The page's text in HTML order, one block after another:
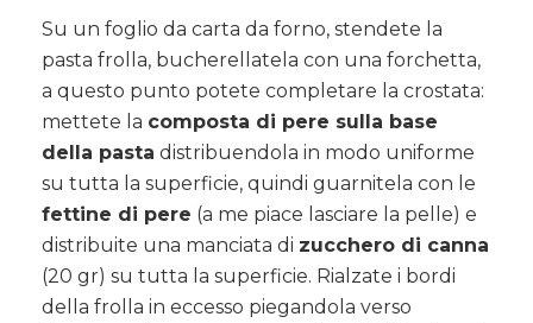
Su un foglio da carta da forno, stendete la
pasta frolla, bucherellatela con una forchetta,
a questo punto potete completare la crostata:
mettete la composta di pere sulla base
della pasta distribuendola in modo uniforme
su tutta la superficie, quindi guarnitela con le
fettine di pere (a me piace lasciare la pelle) e
distribuite una manciata di zucchero di canna
(20 gr) su tutta la superficie. Rialzate i bordi
della frolla in eccesso piegandola verso